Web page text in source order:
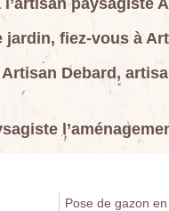
paysagiste
fiez-vous à
Debard,
Pose de gazon